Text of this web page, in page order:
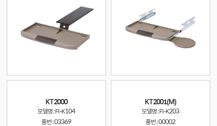
KT2000
모델명 : FI-K104
품번 :03369
KT2001(M)
모델명 : FI-K203
품번 :00002